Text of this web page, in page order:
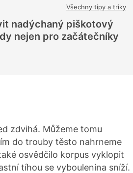
Všechny tipy a triky
nadýchaný piškotový
nejen pro začátečníky
zdvihá. Můžeme tomu
do trouby těsto nahrneme
osvědčilo korpus vyklopit
tíhou se vyboulenina sníží.